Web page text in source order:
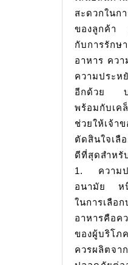
สะดวกในก
ของลูกค้า
กับการรักษ
อาหาร คว
ความประห
อีกด้วย บ
พร้อมกับเค
ช่วยให้เจ้า
ตัดสินใจเลื
ดีที่สุดสำหรั
1. ความป
อนามัย หนึ่
ในการเลือ
อาหารคือค
ของผู้บริโ
ควรผลิตจา